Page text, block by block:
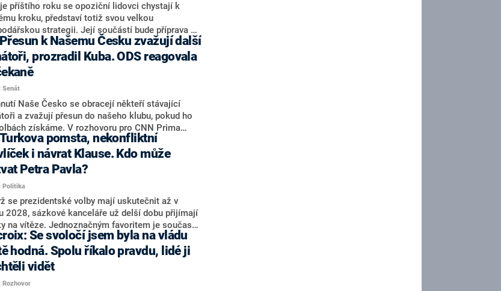
příštího roku se opoziční lidovci chystají k
kroku, představí totiž svou velkou
strategii. Její součástí bude příprava na
populace, řekl ve středu na setkání s novináři
předseda lidovců Jan Grolich. Ten zároveň v
volbách kandiduje ve Vyškově. Popsal i
opozice, o níž vládní strany nebo političtí
mluví jako o slabé a v defenzivě. „Je to
práce upozorňovat na chyby vlády. Ministři s
navíc nechodí do debat. Chceme ale ukazovat
témata,“ odpověděl Grolich na dotaz CNN Prima
prozradil Kuba. ODS reagovala
Senát
Naše Česko se obracejí někteří stávající
a zvažují přesun do našeho klubu, pokud ho
získáme. V rozhovoru pro CNN Prima
to řekl zakladatel hnutí a jihočeský hejtman
Kuba. Konkrétní nebyl, ale získat by takto mohl
senátora Zdeňka Hrabu, který je dnes
klubu ODS a TOP 09. Hraba to na dotaz
nevyloučil. Předseda klubu senátorů ODS
Nytra redakci řekl, že počítá s odchodem
senátorů z klubu a že Naše Česko není
ale soupeř.
i návrat Klause. Kdo může
Petra Pavla?
Politika
se prezidentské volby mají uskutečnit až v
2028, sázkové kanceláře už delší dobu přijímají
na vítěze. Jednoznačným favoritem je současná
státu Petr Pavel. Daleko za ním pak bookmakeři
dva výrazné politiky ANO, tedy premiéra
Babiše a ministra průmyslu Karla Havlíčka.
tipem samotných sázkařů je poslanec za
Filip Turek. Politolog Jan Kubáček nicméně
Se svoločí jsem byla na vládu
hodná. Spolu říkalo pravdu, lidé ji
vidět
Rozhovor